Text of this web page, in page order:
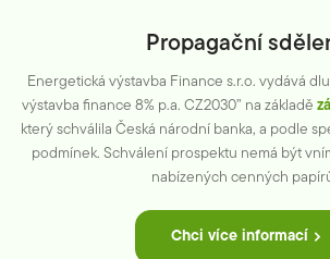
Propagační
Energetická výstavba Finance s.r.o. vydává
výstavba finance 8% p.a. CZ2030” na základě
který schválila Česká národní banka, a podle
podmínek. Schválení prospektu nemá být
nabízených cenných
Chci více informací